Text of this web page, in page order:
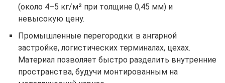
(около 4–5 кг/м² при толщине 0,45 мм) и
невысокую цену.
Промышленные перегородки: в ангарной
застройке, логистических терминалах, цехах.
Материал позволяет быстро разделить внутренние
пространства, будучи монтированным на